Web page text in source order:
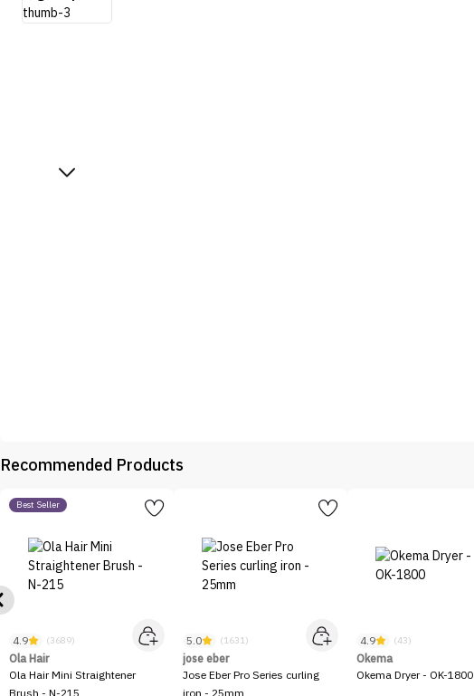
Recommended Products
Best Seller
4.9 (3689)
Ola Hair
Ola Hair Mini Straightener
5.0 (1631)
jose eber
Jose Eber Pro Series curling
4.9 (43)
Okema
Okema Dryer - OK-1800